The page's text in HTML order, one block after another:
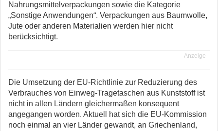
Nahrungsmittelverpackungen sowie die Kategorie
„Sonstige Anwendungen“. Verpackungen aus Baumwolle,
Jute oder anderen Materialien werden hier nicht
berücksichtigt.
Anzeige
Die Umsetzung der EU-Richtlinie zur Reduzierung des
Verbrauches von Einweg-Tragetaschen aus Kunststoff ist
nicht in allen Ländern gleichermaßen konsequent
angegangen worden. Aktuell hat sich die EU-Kommission
noch einmal an vier Länder gewandt, an Griechenland,